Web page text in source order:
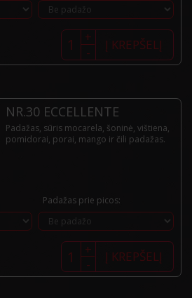
produkto
kiekis:
Nr.29
Siciliana
-
+ Į KREPŠELĮ
NR.30 ECCELLENTE
Padažas, sūris mocarela, šoninė, vištiena,
pomidorai, porai, mango ir čili padažas.
Padažas prie picos:
produkto
kiekis:
Nr.30
Eccellente
-
+ Į KREPŠELĮ